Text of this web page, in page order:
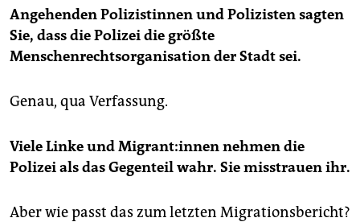
Angehenden Polizistinnen und Polizisten sagten
Sie, dass die Polizei die größte
Menschenrechtsorganisation der Stadt sei.
Genau, qua Verfassung.
Viele Linke und Mi­gran­t:in­nen nehmen die
Polizei als das Gegenteil wahr. Sie misstrauen ihr.
Aber wie passt das zum letzten Migrationsbericht?